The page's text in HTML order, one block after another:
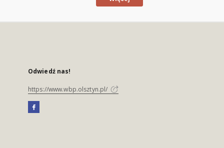
Odwiedź nas!
https://www.wbp.olsztyn.pl/